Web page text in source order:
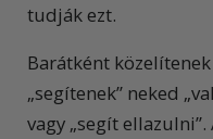
tudják ezt.
Barátként
„segítenek” neked
vagy „segít